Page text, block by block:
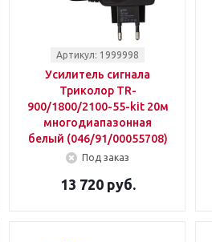
Артикул: 1999998
Усилитель сигнала
Триколор TR-
900/1800/2100-55-kit 20м
многодиапазонная
белый (046/91/00055708)
Под заказ
13 720 руб.